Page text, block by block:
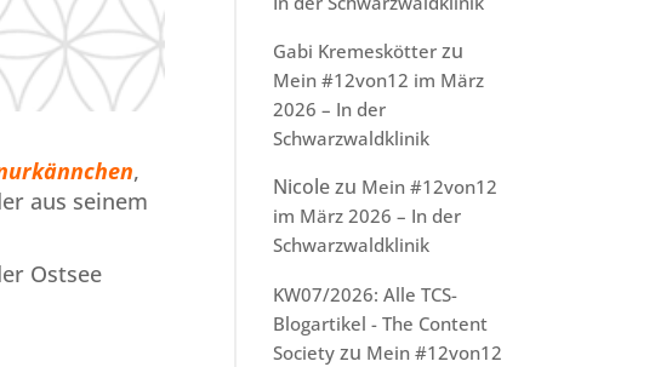
,
aus seinem
Ostsee
Gabi Kremeskötter zu
Mein #12von12 im März
2026 – In der
Schwarzwaldklinik
Nicolezu Mein #12von12
im März 2026 – In der
Schwarzwaldklinik
KW07/2026: Alle TCS-
Blogartikel - The Content
Society zu Mein #12von12